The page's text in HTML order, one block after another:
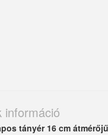
információ
tányér 16 cm átmérőjű